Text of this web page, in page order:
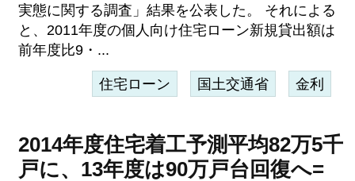
実態に関する調査」結果を公表した。 それによる
と、2011年度の個人向け住宅ローン新規貸出額は
前年度比9・...
住宅ローン 国土交通省 金利
2014年度住宅着工予測平均82万5千
戸に、13年度は90万戸台回復へ=